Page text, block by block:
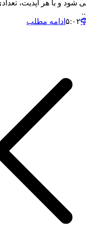
و با هر آپدیت،
ادامه مطلب